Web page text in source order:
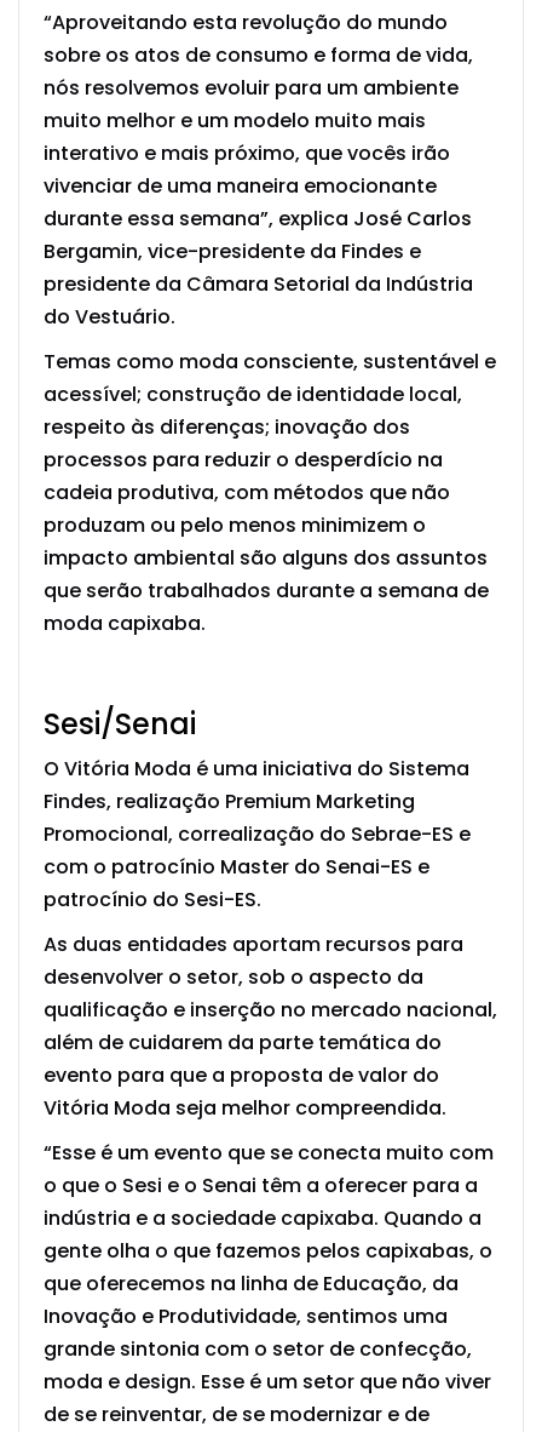
“Aproveitando esta revolução do mundo
sobre os atos de consumo e forma de vida,
nós resolvemos evoluir para um ambiente
muito melhor e um modelo muito mais
interativo e mais próximo, que vocês irão
vivenciar de uma maneira emocionante
durante essa semana”, explica José Carlos
Bergamin, vice-presidente da Findes e
presidente da Câmara Setorial da Indústria
do Vestuário.
Temas como moda consciente, sustentável e
acessível; construção de identidade local,
respeito às diferenças; inovação dos
processos para reduzir o desperdício na
cadeia produtiva, com métodos que não
produzam ou pelo menos minimizem o
impacto ambiental são alguns dos assuntos
que serão trabalhados durante a semana de
moda capixaba.
Sesi/Senai
O Vitória Moda é uma iniciativa do Sistema
Findes, realização Premium Marketing
Promocional, correalização do Sebrae-ES e
com o patrocínio Master do Senai-ES e
patrocínio do Sesi-ES.
As duas entidades aportam recursos para
desenvolver o setor, sob o aspecto da
qualificação e inserção no mercado nacional,
além de cuidarem da parte temática do
evento para que a proposta de valor do
Vitória Moda seja melhor compreendida.
“Esse é um evento que se conecta muito com
o que o Sesi e o Senai têm a oferecer para a
indústria e a sociedade capixaba. Quando a
gente olha o que fazemos pelos capixabas, o
que oferecemos na linha de Educação, da
Inovação e Produtividade, sentimos uma
grande sintonia com o setor de confecção,
moda e design. Esse é um setor que não viver
de se reinventar, de se modernizar e de